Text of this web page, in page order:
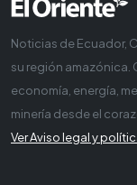
Noticias de Ecuador,
su región amazónica.
economía, energía,
minería desde el
Ver Aviso legal y